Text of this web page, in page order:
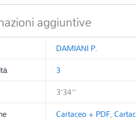
aggiuntive
DAMIANI P.
3
3'34''
Cartaceo + PDF,